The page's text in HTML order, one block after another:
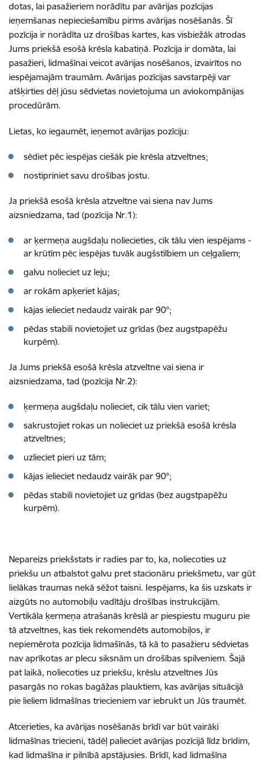
dotas, lai pasažieriem norādītu par avārijas pozīcijas
ieņemšanas nepieciešamību pirms avārijas nosēšanās. Šī
pozīcija ir norādīta uz drošības kartes, kas visbiežāk atrodas
Jums priekšā esošā krēsla kabatiņā. Pozīcija ir domāta, lai
pasažieri, lidmašīnai veicot avārijas nosēšanos, izvairītos no
iespējamajām traumām. Avārijas pozīcijas savstarpēji var
atšķirties dēļ jūsu sēdvietas novietojuma un aviokompānijas
procedūrām.
Lietas, ko iegaumēt, ieņemot avārijas pozīciju:
sēdiet pēc iespējas ciešāk pie krēsla atzveltnes;
nostipriniet savu drošības jostu.
Ja priekšā esošā krēsla atzveltne vai siena nav Jums
aizsniedzama, tad (pozīcija Nr.1):
ar ķermeņa augšdaļu noliecieties, cik tālu vien iespējams -
ar krūtīm pēc iespējas tuvāk augšstilbiem un ceļgaliem;
galvu nolieciet uz leju;
ar rokām apķeriet kājas;
kājas ielieciet nedaudz vairāk par 90°;
pēdas stabili novietojiet uz grīdas (bez augstpapēžu
kurpēm).
Ja Jums priekšā esošā krēsla atzveltne vai siena ir
aizsniedzama, tad (pozīcija Nr.2):
ķermeņa augšdaļu nolieciet, cik tālu vien variet;
sakrustojiet rokas un nolieciet uz priekšā esošā krēsla
atzveltnes;
uzlieciet pieri uz tām;
kājas ielieciet nedaudz vairāk par 90°;
pēdas stabili novietojiet uz grīdas (bez augstpapēžu
kurpēm).
Nepareizs priekšstats ir radies par to, ka, noliecoties uz
priekšu un atbalstot galvu pret stacionāru priekšmetu, var gūt
lielākas traumas nekā sēžot taisni. Iespējams, ka šis uzskats ir
aizgūts no automobiļu vadītāju drošības instrukcijām.
Vertikāla ķermeņa atrašanās krēslā ar piespiestu muguru pie
tā atzveltnes, kas tiek rekomendēts automobiļos, ir
nepiemērota pozīcija lidmašīnās, tā kā to pasažieru sēdvietas
nav aprīkotas ar plecu siksnām un drošības spilveniem. Šajā
pat laikā, noliecoties uz priekšu, krēslu atzveltnes Jūs
pasargās no rokas bagāžas plauktiem, kas avārijas situācijā
pie lieliem lidmašīnas triecieniem var iebrukt un Jūs traumēt.
Atcerieties, ka avārijas nosēšanās brīdī var būt vairāki
lidmašīnas triecieni, tādēļ palieciet avārijas pozīcijā līdz brīdim,
kad lidmašīna ir pilnībā apstājusies. Brīdī, kad lidmašīna